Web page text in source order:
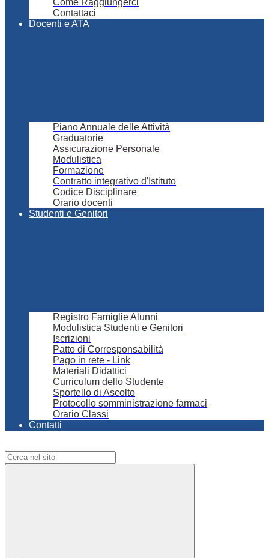
Come Raggiungerci
Contattaci
Docenti e ATA
Piano Annuale delle Attività
Graduatorie
Assicurazione Personale
Modulistica
Formazione
Contratto integrativo d'Istituto
Codice Disciplinare
Orario docenti
Studenti e Genitori
Registro Famiglie Alunni
Modulistica Studenti e Genitori
Iscrizioni
Patto di Corresponsabilità
Pago in rete - Link
Materiali Didattici
Curriculum dello Studente
Sportello di Ascolto
Protocollo somministrazione farmaci
Orario Classi
Contatti